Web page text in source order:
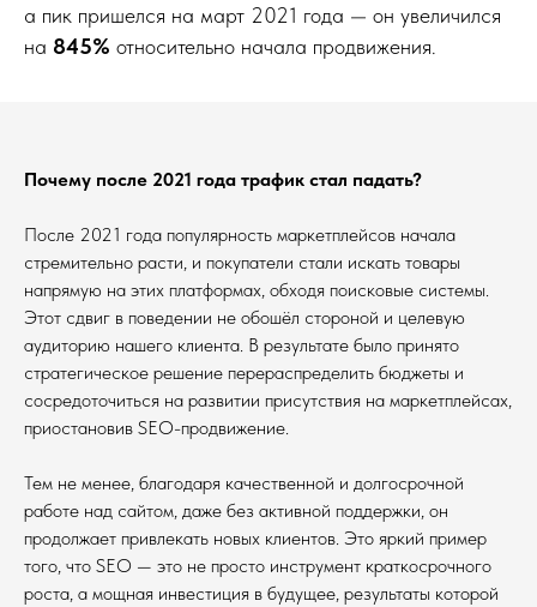
а пик пришелся на март 2021 года — он увеличился
на 845% относительно начала продвижения.
Почему после 2021 года трафик стал падать?
После 2021 года популярность маркетплейсов начала
стремительно расти, и покупатели стали искать товары
напрямую на этих платформах, обходя поисковые системы.
Этот сдвиг в поведении не обошёл стороной и целевую
аудиторию нашего клиента. В результате было принято
стратегическое решение перераспределить бюджеты и
сосредоточиться на развитии присутствия на маркетплейсах,
приостановив SEO-продвижение.
Тем не менее, благодаря качественной и долгосрочной
работе над сайтом, даже без активной поддержки, он
продолжает привлекать новых клиентов. Это яркий пример
того, что SEO — это не просто инструмент краткосрочного
роста, а мощная инвестиция в будущее, результаты которой